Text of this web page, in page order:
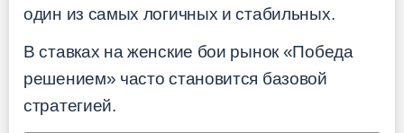
один из самых логичных и стабильных.
В ставках на женские бои рынок «Победа
решением» часто становится базовой
стратегией.